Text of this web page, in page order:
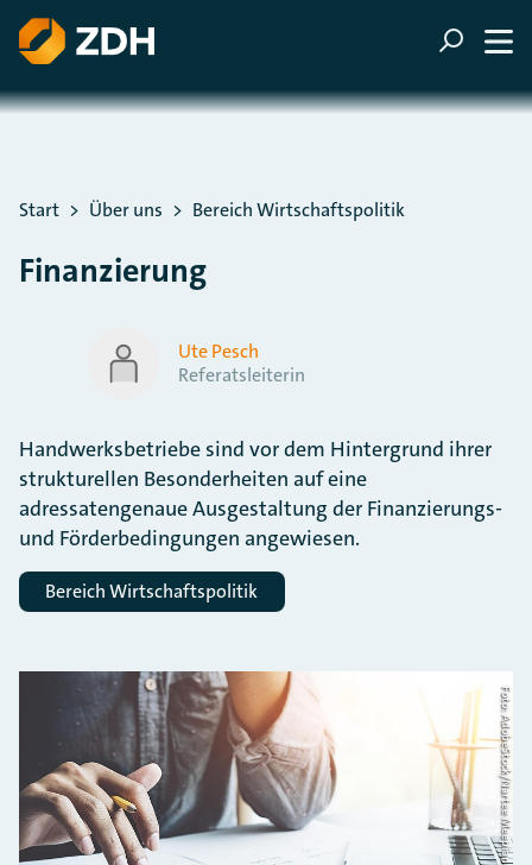
ZUM HAUPTINHALT SPRINGEN
ZUR SUCHE SPRINGEN
Sie befinden sich hier:
Start Über uns Bereich Wirtschaftspolitik
Finanzierung
Ute Pesch
Referatsleiterin
Handwerksbetriebe sind vor dem Hintergrund ihrer
strukturellen Besonderheiten auf eine
adressatengenaue Ausgestaltung der Finanzierungs-
und Förderbedingungen angewiesen.
Bereich Wirtschaftspolitik
Foto: AdobeStock/Nartee Meepian